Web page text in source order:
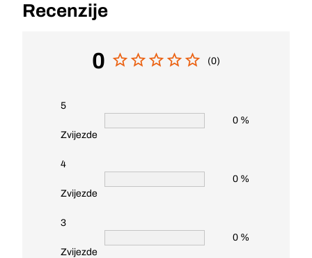
Recenzije
0 (0)
5
Zvijezde
0 %
4
Zvijezde
0 %
3
Zvijezde
0 %